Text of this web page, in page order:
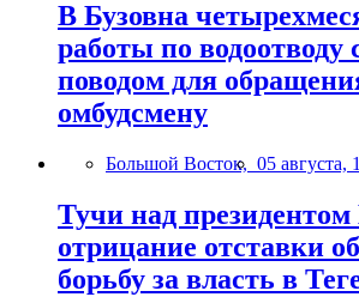
В Бузовна
работы по водоотводу
поводом для
омбудсмену
Большой Восток, 05 августа,
Тучи над
отрицание отставки
борьбу за власть в